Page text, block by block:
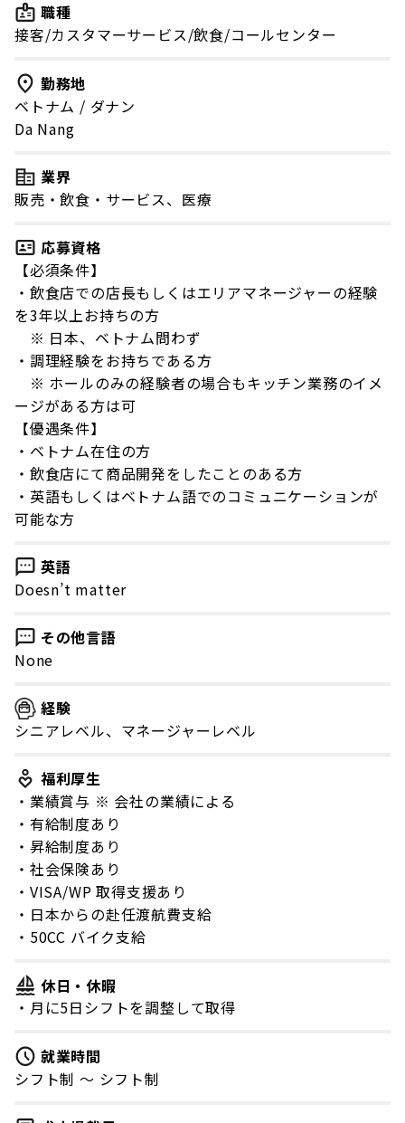
職種
接客/カスタマーサービス/飲食/コールセンター
勤務地
ベトナム / ダナン
Da Nang
業界
販売・飲食・サービス、医療
応募資格
【必須条件】
・飲食店での店長もしくはエリアマネージャーの経験
を3年以上お持ちの方
※ 日本、ベトナム問わず
・調理経験をお持ちである方
※ ホールのみの経験者の場合もキッチン業務のイメ
ージがある方は可
【優遇条件】
・ベトナム在住の方
・飲食店にて商品開発をしたことのある方
・英語もしくはベトナム語でのコミュニケーションが
可能な方
英語
Doesn’t matter
その他言語
None
経験
シニアレベル、マネージャーレベル
福利厚生
・業績賞与 ※ 会社の業績による
・有給制度あり
・昇給制度あり
・社会保険あり
・VISA/WP 取得支援あり
・日本からの赴任渡航費支給
・50CC バイク支給
休日・休暇
・月に5日シフトを調整して取得
就業時間
シフト制 〜 シフト制